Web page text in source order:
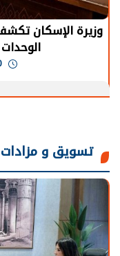
وزيرة الإسكان
تسويق و مزادات